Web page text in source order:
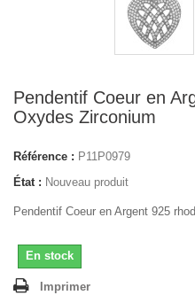
Pendentif Coeur en
Oxydes Zirconium
Référence : P11P0979
État : Nouveau produit
Pendentif Coeur en Argent 925
En stock
Imprimer